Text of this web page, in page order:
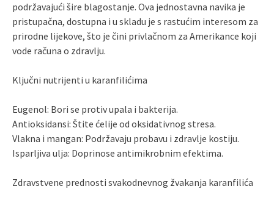
podržavajući šire blagostanje. Ova jednostavna navika je
pristupačna, dostupna i u skladu je s rastućim interesom za
prirodne lijekove, što je čini privlačnom za Amerikance koji
vode računa o zdravlju.
Ključni nutrijenti u karanfilićima
Eugenol: Bori se protiv upala i bakterija.
Antioksidansi: Štite ćelije od oksidativnog stresa.
Vlakna i mangan: Podržavaju probavu i zdravlje kostiju.
Isparljiva ulja: Doprinose antimikrobnim efektima.
Zdravstvene prednosti svakodnevnog žvakanja karanfilića